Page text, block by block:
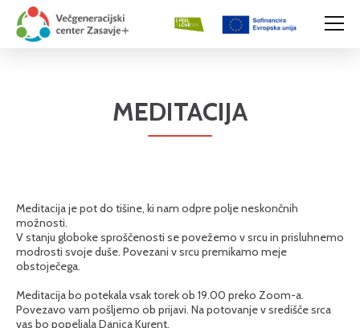
MEDITACIJA
Meditacija je pot do tišine, ki nam odpre polje neskončnih
možnosti.
V stanju globoke sproščenosti se povežemo v srcu in prisluhnemo
modrosti svoje duše. Povezani v srcu premikamo meje
obstoječega.
Meditacija bo potekala vsak torek ob 19.00 preko Zoom-a.
Povezavo vam pošljemo ob prijavi. Na potovanje v središče srca
vas bo popeljala Danica Kurent.